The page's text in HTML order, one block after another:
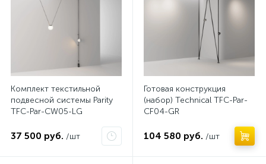
Комплект текстильной
подвесной системы Parity
TFC-Par-CW05-LG
37 500 руб. /шт
Готовая конструкция
(набор) Technical TFC-Par-
CF04-GR
104 580 руб. /шт